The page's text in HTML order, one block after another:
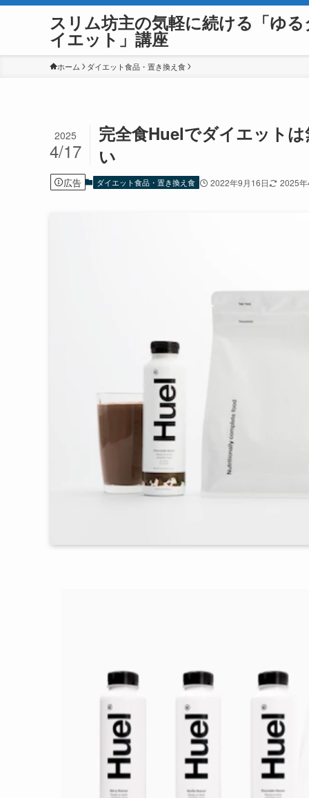
スリム坊主の気軽に続ける「ゆる
イエット」講座
ホーム ダイエット食品・置き換え食
完全食Huelでダイエット
い
2025
4/17
広告 ダイエット食品・置き換え食 2022年9月16日 2025